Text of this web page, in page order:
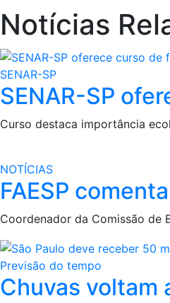
Notícias
SENAR-SP
SENAR-SP
Curso destaca importância
NOTÍCIAS
FAESP
Coordenador da Comissão de
Previsão do tempo
Chuvas voltam